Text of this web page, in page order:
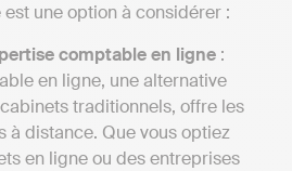
une option à considérer :
comptable en ligne :
en ligne, une alternative
traditionnels, offre les
à distance. Que vous optiez
en ligne ou des entreprises